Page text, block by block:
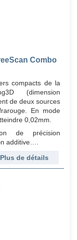
Combo
compacts de la
(dimension
de deux sources
En mode
0,02mm.
de précision
additive….
Plus de détails